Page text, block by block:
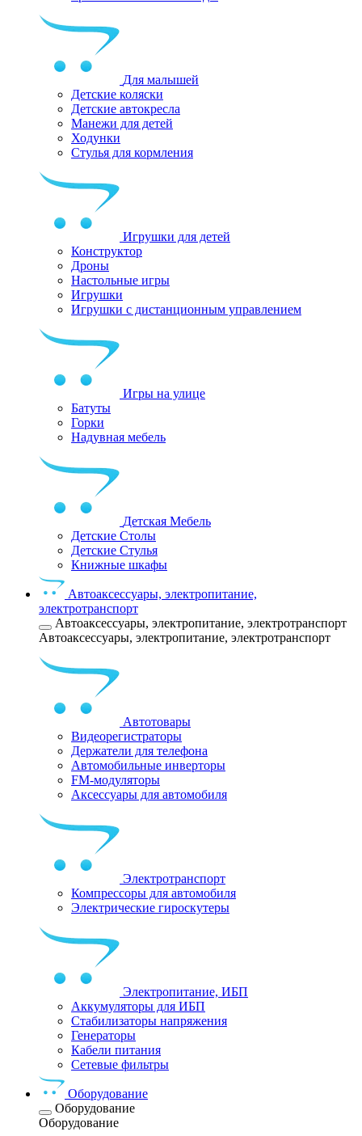
Для малышей
Детские коляски
Детские автокресла
Манежи для детей
Ходунки
Стулья для кормления
Игрушки для детей
Конструктор
Дроны
Настольные игры
Игрушки
Игрушки c дистанционным управлением
Игры на улице
Батуты
Горки
Надувная мебель
Детская Мебель
Детские Столы
Детские Стулья
Книжные шкафы
Автоаксессуары, электропитание,
электротранспорт
Автоаксессуары, электропитание, электротранспорт
Автоаксессуары, электропитание, электротранспорт
Автотовары
Видеорегистраторы
Держатели для телефона
Автомобильные инверторы
FM-модуляторы
Аксессуары для автомобиля
Электротранспорт
Компрессоры для автомобиля
Электрические гироскутеры
Электропитание, ИБП
Аккумуляторы для ИБП
Стабилизаторы напряжения
Генераторы
Кабели питания
Сетевые фильтры
Оборудование
Оборудование
Оборудование